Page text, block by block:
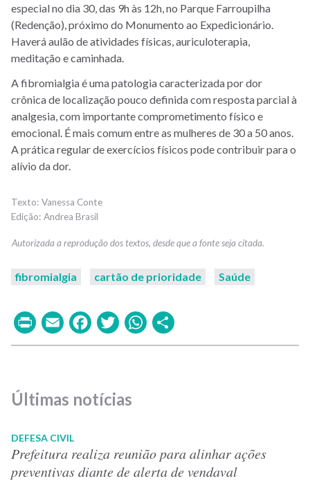
especial no dia 30, das 9h às 12h, no Parque Farroupilha
(Redenção), próximo do Monumento ao Expedicionário.
Haverá aulão de atividades físicas, auriculoterapia,
meditação e caminhada.
A fibromialgia é uma patologia caracterizada por dor
crônica de localização pouco definida com resposta parcial à
analgesia, com importante comprometimento físico e
emocional. É mais comum entre as mulheres de 30 a 50 anos.
A prática regular de exercícios físicos pode contribuir para o
alívio da dor.
Vanessa Conte
Andrea Brasil
fibromialgia cartão de prioridade Saúde
PrintEmailFacebook
TwitterWhatsApp
Últimas notícias
DEFESA CIVIL
Prefeitura realiza reunião para alinhar ações
preventivas diante de alerta de vendaval